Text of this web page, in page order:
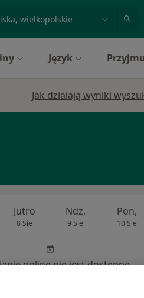
Język
Jak działają wyniki
Jutro
8 Sie
Ndz,
9 Sie
Pon,
10 Sie
online nie jest dostępne